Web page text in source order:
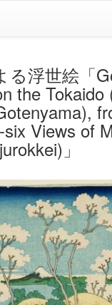
る浮世絵「
the Tokaido
Views of
」